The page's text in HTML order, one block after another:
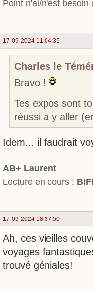
Point n'ai/n'est besoin
17-09-2024 11:04:35
Charles le
Bravo !
Tes expos sont
réussi à y aller
Idem... il faudrait
AB+ Laurent
Lecture en cours :
17-09-2024 18:37:50
Ah, ces vieilles
voyages
trouvé géniales!